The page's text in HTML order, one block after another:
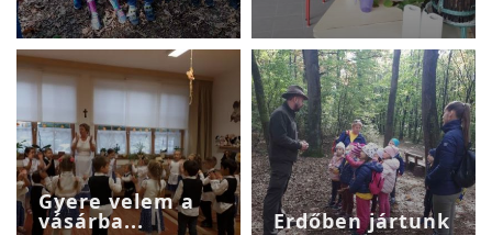
Gyere velem a
vásárba... Erdőben jártunk